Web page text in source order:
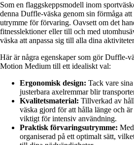
Som en flaggskeppsmodell inom
denna Duffle-väska genom sin förmåga
utrymme för förvaring. Oavsett om det
fitnesslektioner eller till och med
väska att anpassa sig till alla dina
Här är några egenskaper som gör Duffle-
Motion Medium till ett idealiskt val:
Ergonomisk design: Tack vare
justerbara axelremmar blir
Kvalitetsmaterial: Tillverkad av
väska gjord för att hålla länge och
viktigt för intensiv användning.
Praktisk förvaringsutrymme:
organiserad på ett optimalt sätt,